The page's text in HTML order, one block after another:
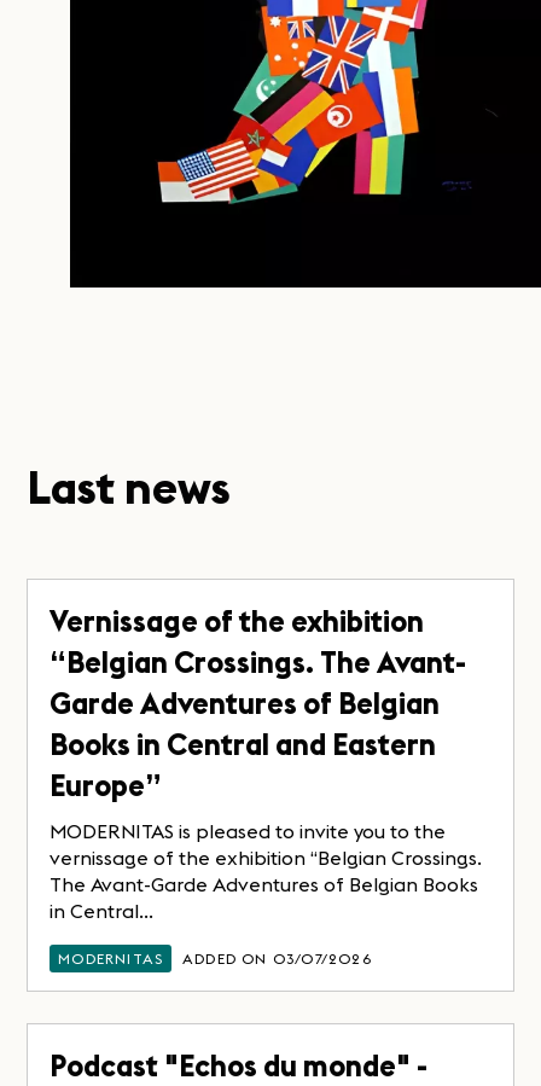
Last news
Vernissage of the exhibition
“Belgian Crossings. The Avant-
Garde Adventures of Belgian
Books in Central and Eastern
Europe”
MODERNITAS is pleased to invite you to the
vernissage of the exhibition “Belgian Crossings.
The Avant-Garde Adventures of Belgian Books
in Central...
MODERNITAS ADDED ON 03/07/2026
Podcast "Echos du monde" -